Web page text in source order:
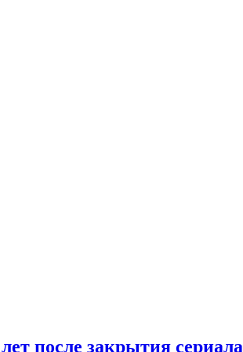
после закрытия сериала